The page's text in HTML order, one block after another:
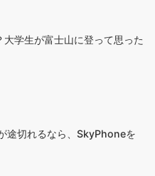
大学生が富士山に登って思った
途切れるなら、SkyPhoneを